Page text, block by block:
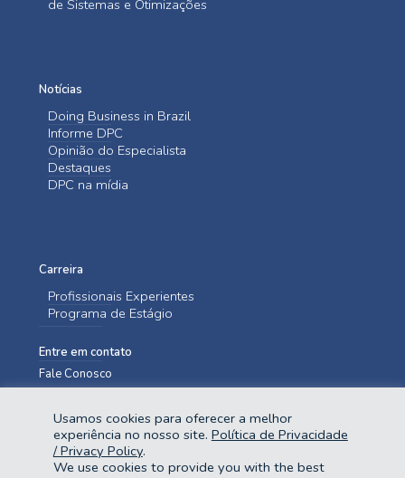
de Sistemas e Otimizações
Notícias
Doing Business in Brazil
Informe DPC
Opinião do Especialista
Destaques
DPC na mídia
Carreira
Profissionais Experientes
Programa de Estágio
Entre em contato
Fale Conosco
Usamos cookies para oferecer a melhor
experiência no nosso site. Política de Privacidade
/ Privacy Policy.
We use cookies to provide you with the best